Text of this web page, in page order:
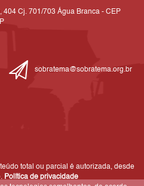
404 Cj. 701/703 Água Branca - CEP
sobratema@sobratema.org.br
total ou parcial é autorizada, desde
Política de privacidade